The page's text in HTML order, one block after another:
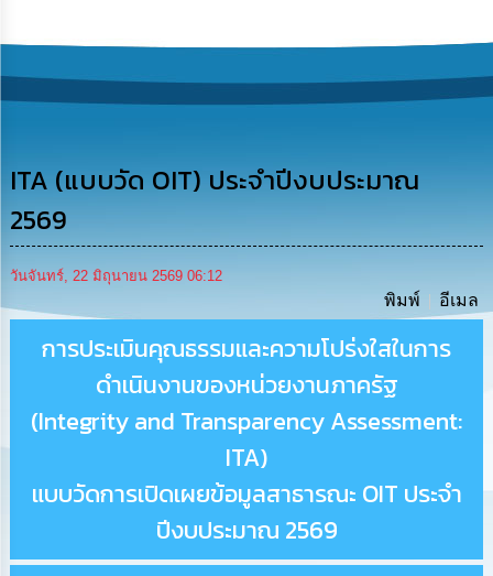
ความ
รู้
ดำเนิน
งาน
การ
ให้
บริการ
แผนการ
งบ
ประมาณ
และ
ITA (แบบวัด OIT) ประจำปีงบประมาณ
2569
วันจันทร์, 22 มิถุนายน 2569 06:12
พิมพ์ อีเมล
การประเมินคุณธรรมและความโปร่งใสในการ
ดำเนินงานของหน่วยงานภาครัฐ
(Integrity and Transparency Assessment:
ITA)
แบบวัดการเปิดเผยข้อมูลสาธารณะ OIT ประจำ
ปีงบประมาณ 2569